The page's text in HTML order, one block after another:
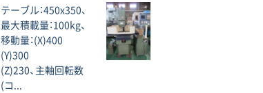
テーブル：450x350、
最大積載量：100kg、
移動量：(X)400
(Y)300
(Z)230、主軸回転数
(コ...